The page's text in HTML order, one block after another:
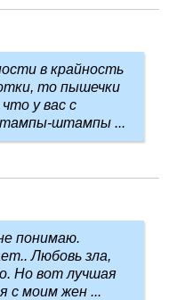
в крайность
то пышечки
у вас с
штампы ...
понимаю.
Любовь зла,
Но вот лучшая
с моим жен ...